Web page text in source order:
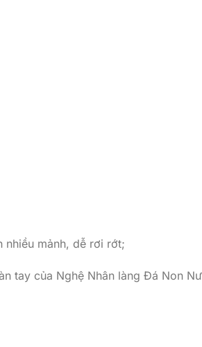
nhiều mảnh, dễ rơi rớt;
tay của Nghệ Nhân làng Đá Non